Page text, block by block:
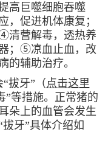
高巨噬细胞吞噬
促进机体康复；
清营解毒，透热养
；⑤凉血止血，改
的辅助治疗。
拔牙”（点击这里
”等措施。正常猪的
朵上的血管会发生
牙”具体介绍如